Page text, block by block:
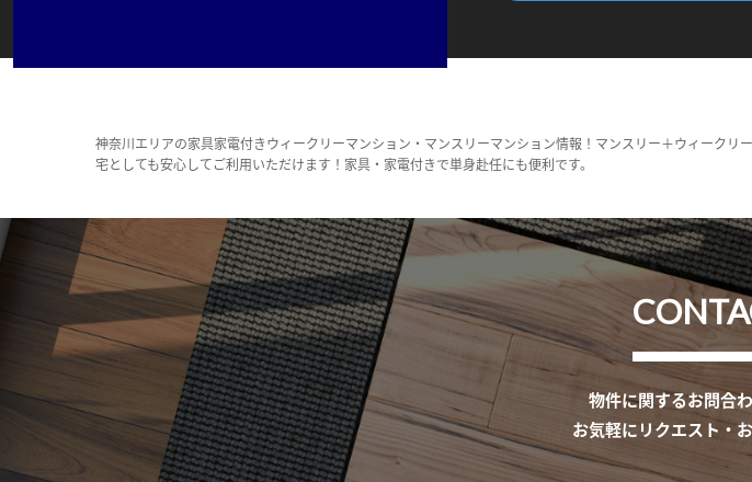
神奈川エリアの家具家電付きウィークリーマンション・マンスリーマンション情報！マンスリー＋ウィーク
宅としても安心してご利用いただけます！家具・家電付きで単身赴任にも便利です。
物件に関するお問合
お気軽にリクエスト・